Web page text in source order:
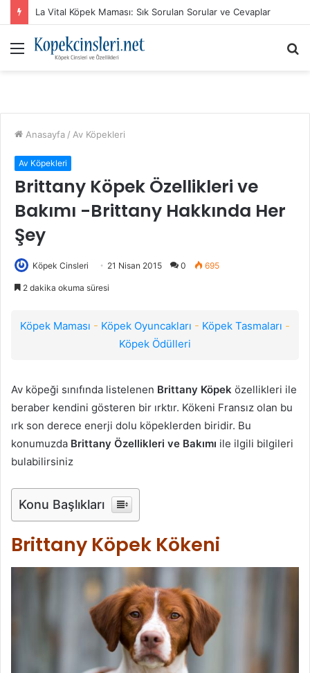
La Vital Köpek Maması: Sık Sorulan Sorular ve Cevaplar
Menü
Anasayfa / Av Köpekleri
Av Köpekleri
Brittany Köpek Özellikleri ve
Bakımı -Brittany Hakkında Her
Şey
Köpek Cinsleri 21 Nisan 2015 0 695
2 dakika okuma süresi
Köpek Maması - Köpek Oyuncakları - Köpek Tasmaları -
Köpek Ödülleri
Av köpeği sınıfında listelenen Brittany Köpek özellikleri ile
beraber kendini gösteren bir ırktır. Kökeni Fransız olan bu
ırk son derece enerji dolu köpeklerden biridir. Bu
konumuzda Brittany Özellikleri ve Bakımı ile ilgili bilgileri
bulabilirsiniz
Konu Başlıkları
Brittany Köpek Kökeni